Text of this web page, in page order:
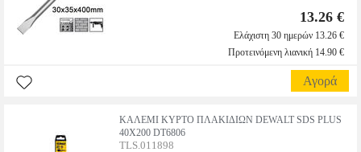
13.26 €
Ελάχιστη 30 ημερών 13.26 €
Προτεινόμενη λιανική 14.90 €
Αγορά
ΚΑΛΕΜΙ ΚΥΡΤΟ ΠΛΑΚΙΔΙΩΝ DEWALT SDS PLUS
40X200 DT6806
TLS.011898